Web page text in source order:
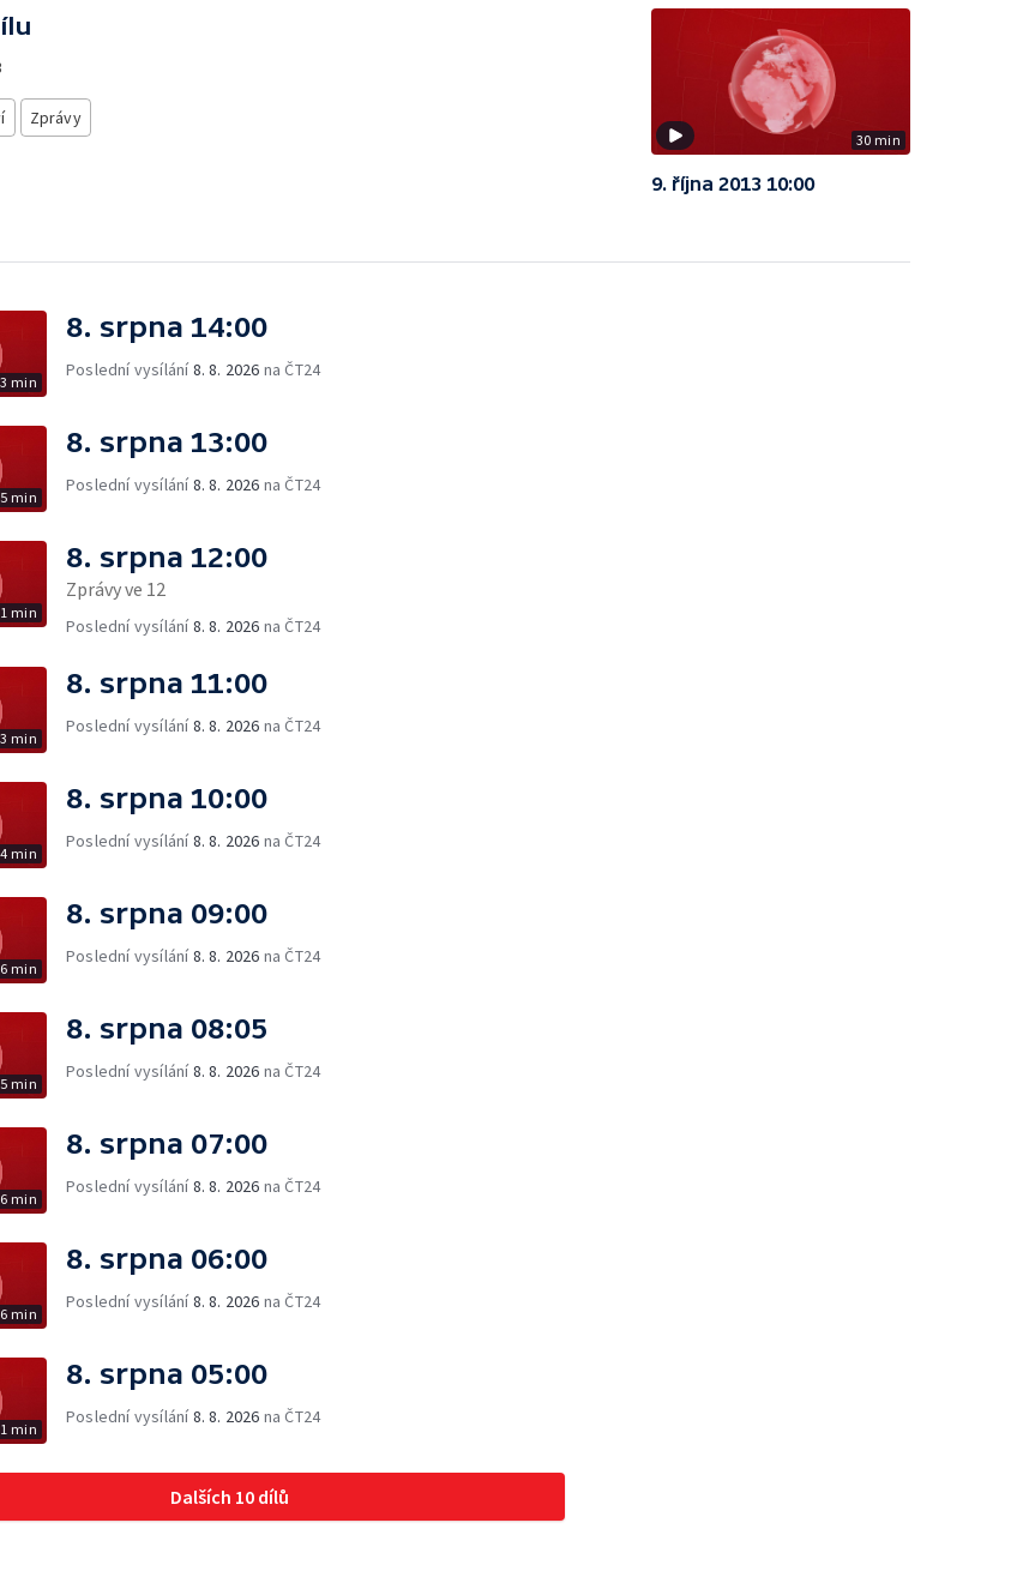
Zprávy
30 min
9. října 2013 10:00
3 min
8. srpna 14:00
Poslední vysílání8. 8. 2026 na ČT24
5 min
8. srpna 13:00
Poslední vysílání8. 8. 2026 na ČT24
min
8. srpna 12:00
Zprávy ve 12
Poslední vysílání8. 8. 2026 na ČT24
3 min
8. srpna 11:00
Poslední vysílání8. 8. 2026 na ČT24
4 min
8. srpna 10:00
Poslední vysílání8. 8. 2026 na ČT24
6 min
8. srpna 09:00
Poslední vysílání8. 8. 2026 na ČT24
min
8. srpna 08:05
Poslední vysílání8. 8. 2026 na ČT24
6 min
8. srpna 07:00
Poslední vysílání8. 8. 2026 na ČT24
6 min
8. srpna 06:00
Poslední vysílání8. 8. 2026 na ČT24
min
8. srpna 05:00
Poslední vysílání8. 8. 2026 na ČT24
Dalších 10 dílů